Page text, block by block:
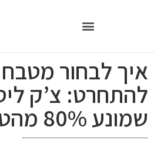
איך לבחור מטבח
להתחרט: צ’ק
שמונע 80% מהטעויות